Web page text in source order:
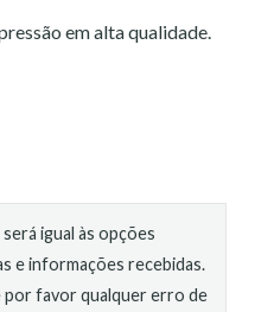
em alta qualidade.
igual às opções
e informações recebidas.
por favor qualquer erro de